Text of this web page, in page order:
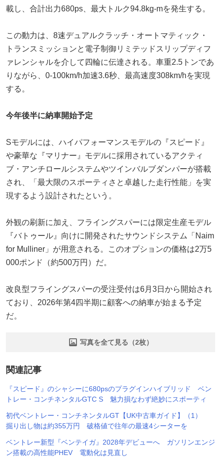
載し、合計出力680ps、最大トルク94.8kg-mを発生する。
この動力は、8速デュアルクラッチ・オートマティック・
トランスミッションと電子制御リミテッドスリップディフ
ァレンシャルを介して四輪に伝達される。車重2.5トンであ
りながら、0-100km/h加速3.6秒、最高速度308km/hを実現
する。
今年後半に納車開始予定
Sモデルには、ハイパフォーマンスモデルの『スピード』
や豪華な『マリナー』モデルに採用されているアクティ
ブ・アンチロールシステムやツインバルブダンパーが搭載
され、「最大限のスポーティさと卓越した走行性能」を実
現するよう設計されたという。
外観の刷新に加え、フライングスパーには限定生産モデル
『バトゥール』向けに開発されたサウンドシステム「Naim
for Mulliner」が用意される。このオプションの価格は2万5
000ポンド（約500万円）だ。
改良型フライングスパーの受注受付は6月3日から開始され
ており、2026年第4四半期に顧客への納車が始まる予定
だ。
写真を全て見る（2枚）
関連記事
『スピード』のシャシーに680psのプラグインハイブリッド ベン
トレー・コンチネンタルGTC S 魅力損なわず絶妙にスポーティ
初代ベントレー・コンチネンタルGT【UK中古車ガイド】（1）
掘り出し物は約355万円 破格値で往年の最速4シーターを
ベントレー新型『ベンテイガ』2028年デビューへ ガソリンエンジ
ン搭載の高性能PHEV 電動化は見直し